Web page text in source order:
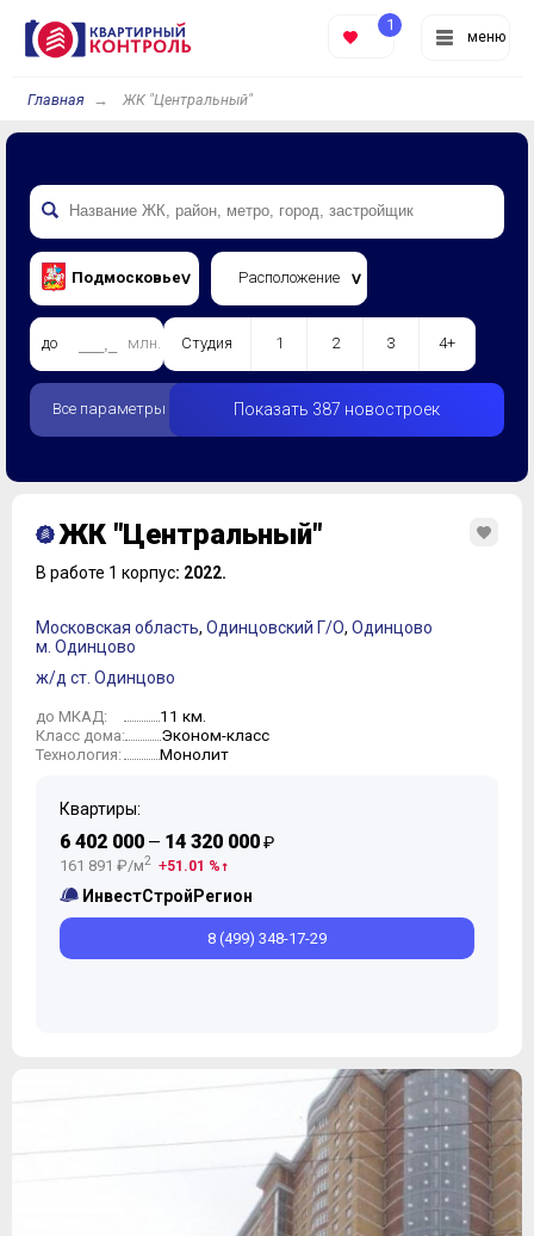
меню
1
Главная ЖК "Центральный"
Подмосковье Расположение
до млн. Студия 1 2 3 4+
Все параметры Показать 387 новостроек
ЖК "Центральный"
В работе 1 корпус: 2022.
Московская область, Одинцовский Г/О, Одинцово
м. Одинцово
ж/д ст. Одинцово
до МКАД: 11 км.
Класс дома: Эконом-класс
Технология: Монолит
Квартиры:
6 402 000 — 14 320 000₽
161 891 ₽/м2 51.01 %
ИнвестСтройРегион
8 (499) 348-17-29